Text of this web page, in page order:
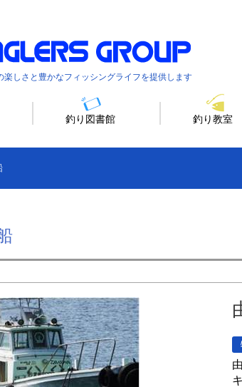
楽しさと豊かなフィッシングライフを提供します
釣り図書館 釣り教室